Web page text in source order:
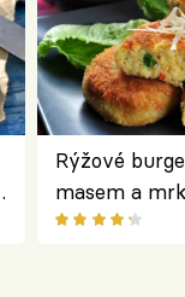
Rýžové
masem a
salátem –